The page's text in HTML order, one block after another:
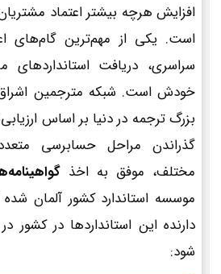
افزایش هرچه بیشتر اعتماد
است. یکی از مهم‌ترین گام‌های
سراسری، دریافت استانداردهای
خودش است. شبکه مترجمین
بزرگ ترجمه در دنیا بر اساس
گذراندن مراحل حسابرسی
مختلف، موفق به اخذ
موسسه استاندارد کشور آلمان شده
دارنده این استانداردها در کشور
شود: